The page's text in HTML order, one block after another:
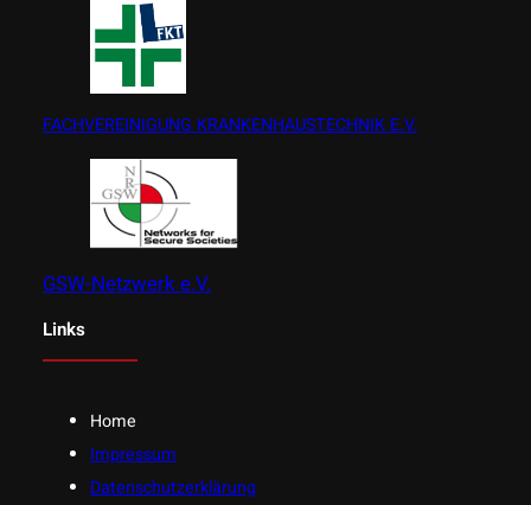
FACHVEREINIGUNG KRANKENHAUSTECHNIK E.V.
GSW-Netzwerk e.V.
Links
Home
Impressum
Datenschutzerklärung